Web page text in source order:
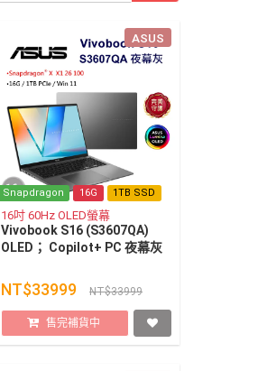
ASUS
Snapdragon 16G 1TB SSD
16吋 60Hz OLED螢幕
Vivobook S16 (S3607QA)
OLED； Copilot+ PC 夜幕灰
NT$33999 NT$33999
售完補貨中